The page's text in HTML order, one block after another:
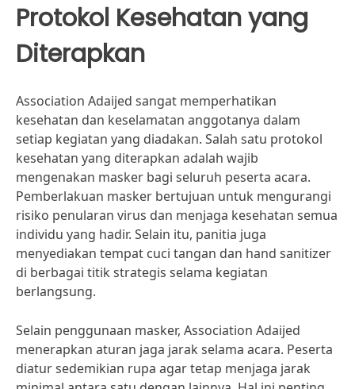
Protokol Kesehatan yang
Diterapkan
Association Adaijed sangat memperhatikan
kesehatan dan keselamatan anggotanya dalam
setiap kegiatan yang diadakan. Salah satu protokol
kesehatan yang diterapkan adalah wajib
mengenakan masker bagi seluruh peserta acara.
Pemberlakuan masker bertujuan untuk mengurangi
risiko penularan virus dan menjaga kesehatan semua
individu yang hadir. Selain itu, panitia juga
menyediakan tempat cuci tangan dan hand sanitizer
di berbagai titik strategis selama kegiatan
berlangsung.
Selain penggunaan masker, Association Adaijed
menerapkan aturan jaga jarak selama acara. Peserta
diatur sedemikian rupa agar tetap menjaga jarak